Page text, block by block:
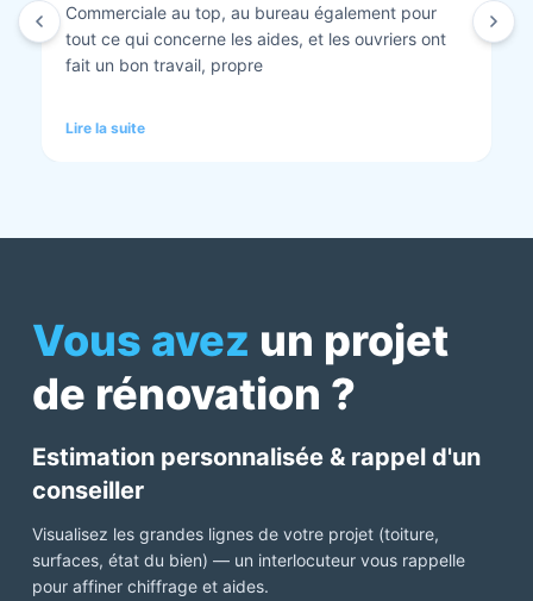
Isolation combles et rénovation façade réalisés.
Travaux bien faits. Personnel au top minutieux et
tout est nickel quand ils ont finis. Vous pouvez y
Lire la suite
Vous avez un projet
de rénovation ?
Estimation personnalisée & rappel d'un
conseiller
Visualisez les grandes lignes de votre projet (toiture,
surfaces, état du bien) — un interlocuteur vous rappelle
pour affiner chiffrage et aides.